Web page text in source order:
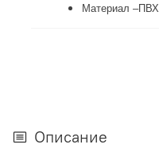
Материал –ПВХ
Описание